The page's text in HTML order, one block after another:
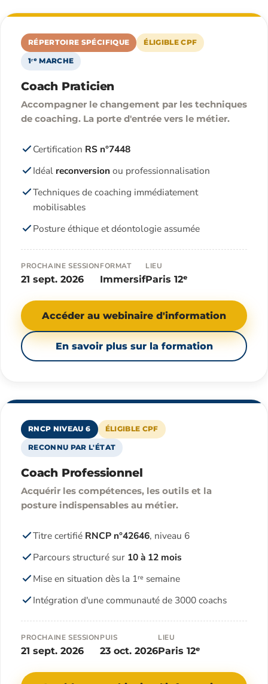
RÉPERTOIRE SPÉCIFIQUE ÉLIGIBLE CPF
1ʳᵉ MARCHE
Coach Praticien
Accompagner le changement par les techniques
de coaching. La porte d'entrée vers le métier.
Certification RS n°7448
Idéal reconversionou professionnalisation
Techniques de coaching immédiatement
mobilisables
Posture éthique et déontologie assumée
PROCHAINE SESSION
21 sept. 2026
FORMAT
Immersif
LIEU
Paris 12ᵉ
Accéder au webinaire d'information
En savoir plus sur la formation
RNCP NIVEAU 6 ÉLIGIBLE CPF
RECONNU PAR L'ÉTAT
Coach Professionnel
Acquérir les compétences, les outils et la
posture indispensables au métier.
Titre certifié RNCP n°42646, niveau 6
Parcours structuré sur 10 à 12 mois
Mise en situation dès la 1ʳᵉ semaine
Intégration d'une communauté de 3000 coachs
PROCHAINE SESSION
21 sept. 2026
PUIS
23 oct. 2026
LIEU
Paris 12ᵉ